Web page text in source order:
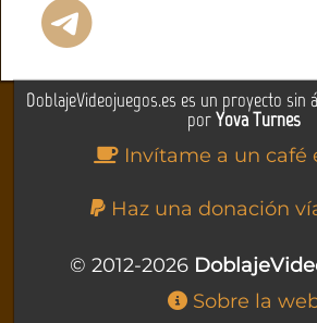
DoblajeVideojuegos.es es un proyecto sin
porYova Turnes
Invítame a un café
Haz una donación
© 2012-2026
Sobre la